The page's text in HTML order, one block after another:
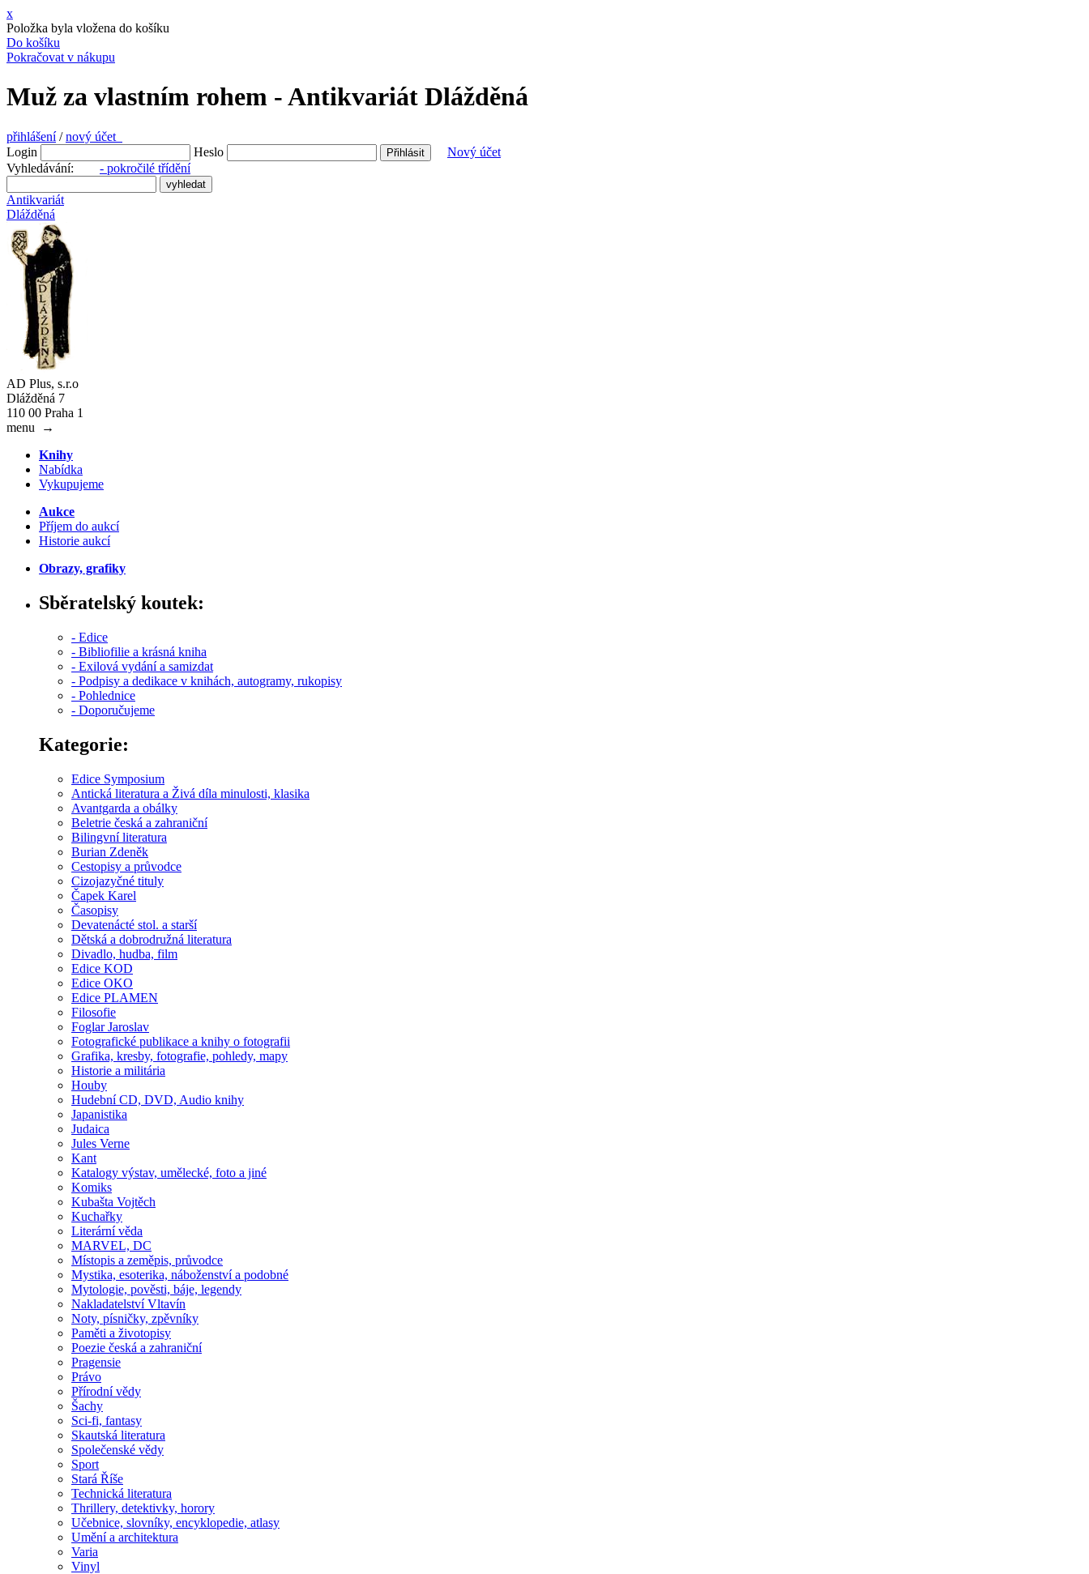
x
Položka byla vložena do košíku
Do košíku
Pokračovat v nákupu
Muž za vlastním rohem - Antikvariát Dlážděná
přihlášení/nový účet
Login
Heslo
Nový účet
Vyhledávání: - pokročilé třídění
Antikvariát
Dlážděná
AD Plus, s.r.o
Dlážděná 7
110 00 Praha 1
menu
→
Knihy
Nabídka
Vykupujeme
Aukce
Příjem do aukcí
Historie aukcí
Obrazy, grafiky
Sběratelský koutek:
- Edice
- Bibliofilie a krásná kniha
- Exilová vydání a samizdat
- Podpisy a dedikace v knihách, autogramy, rukopisy
- Pohlednice
- Doporučujeme
Kategorie:
Edice Symposium
Antická literatura a Živá díla minulosti, klasika
Avantgarda a obálky
Beletrie česká a zahraniční
Bilingvní literatura
Burian Zdeněk
Cestopisy a průvodce
Cizojazyčné tituly
Čapek Karel
Časopisy
Devatenácté stol. a starší
Dětská a dobrodružná literatura
Divadlo, hudba, film
Edice KOD
Edice OKO
Edice PLAMEN
Filosofie
Foglar Jaroslav
Fotografické publikace a knihy o fotografii
Grafika, kresby, fotografie, pohledy, mapy
Historie a militária
Houby
Hudební CD, DVD, Audio knihy
Japanistika
Judaica
Jules Verne
Kant
Katalogy výstav, umělecké, foto a jiné
Komiks
Kubašta Vojtěch
Kuchařky
Literární věda
MARVEL, DC
Místopis a zeměpis, průvodce
Mystika, esoterika, náboženství a podobné
Mytologie, pověsti, báje, legendy
Nakladatelství Vltavín
Noty, písničky, zpěvníky
Paměti a životopisy
Poezie česká a zahraniční
Pragensie
Právo
Přírodní vědy
Šachy
Sci-fi, fantasy
Skautská literatura
Společenské vědy
Sport
Stará Říše
Technická literatura
Thrillery, detektivky, horory
Učebnice, slovníky, encyklopedie, atlasy
Umění a architektura
Varia
Vinyl